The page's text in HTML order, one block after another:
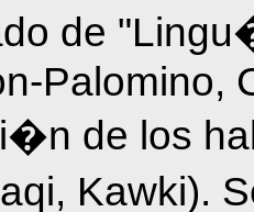
de
Palomino,
de los
Kawki).